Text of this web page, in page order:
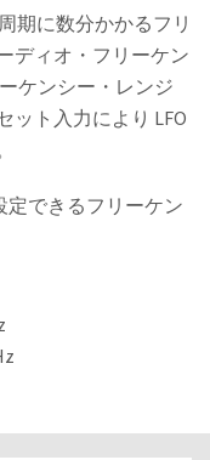
期に数分かかるフリ
ディオ・フリーケン
ケンシー・レンジ
ット入力により LFO
定できるフリーケン